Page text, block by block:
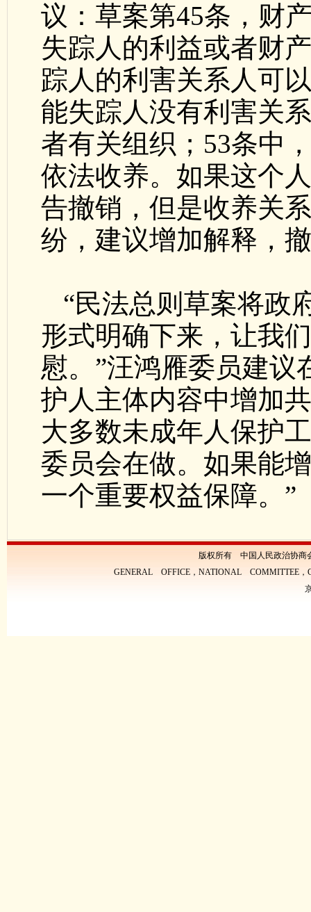
议：草案第45条，财
失踪人的利益或者财
踪人的利害关系人可
能失踪人没有利害关
者有关组织；53条中
依法收养。如果这个
告撤销，但是收养关
纷，建议增加解释，
“民法总则草案将政
形式明确下来，让我
慰。”汪鸿雁委员建议
护人主体内容中增加
大多数未成年人保护
委员会在做。如果能
一个重要权益保障。”
版权所有 中国人民政治协商
GENERAL OFFICE，NATIONAL COMMITTEE，